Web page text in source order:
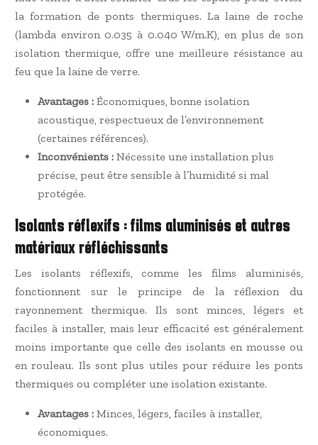
la formation de ponts thermiques. La laine de roche
(lambda environ 0.035 à 0.040 W/m.K), en plus de son
isolation thermique, offre une meilleure résistance au
feu que la laine de verre.
Avantages : Économiques, bonne isolation
acoustique, respectueux de l’environnement
(certaines références).
Inconvénients : Nécessite une installation plus
précise, peut être sensible à l’humidité si mal
protégée.
Isolants réflexifs : films aluminisés et autres
matériaux réfléchissants
Les isolants réflexifs, comme les films aluminisés,
fonctionnent sur le principe de la réflexion du
rayonnement thermique. Ils sont minces, légers et
faciles à installer, mais leur efficacité est généralement
moins importante que celle des isolants en mousse ou
en rouleau. Ils sont plus utiles pour réduire les ponts
thermiques ou compléter une isolation existante.
Avantages : Minces, légers, faciles à installer,
économiques.